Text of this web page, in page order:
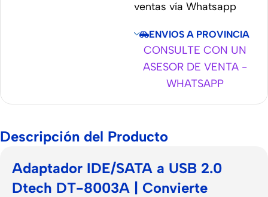
ventas vía Whatsapp
ENVIOS A PROVINCIA
CONSULTE CON UN
ASESOR DE VENTA -
WHATSAPP
Descripción del Producto
Adaptador IDE/SATA a USB 2.0
Dtech DT-8003A | Convierte